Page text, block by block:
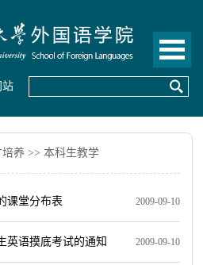
站
培养 >>本科生教学
课堂分布表 2009-09-10
英语摸底考试的通知 2009-09-10